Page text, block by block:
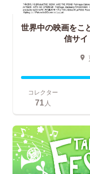
世界中の映画をこ
信サ
コレクター
71人